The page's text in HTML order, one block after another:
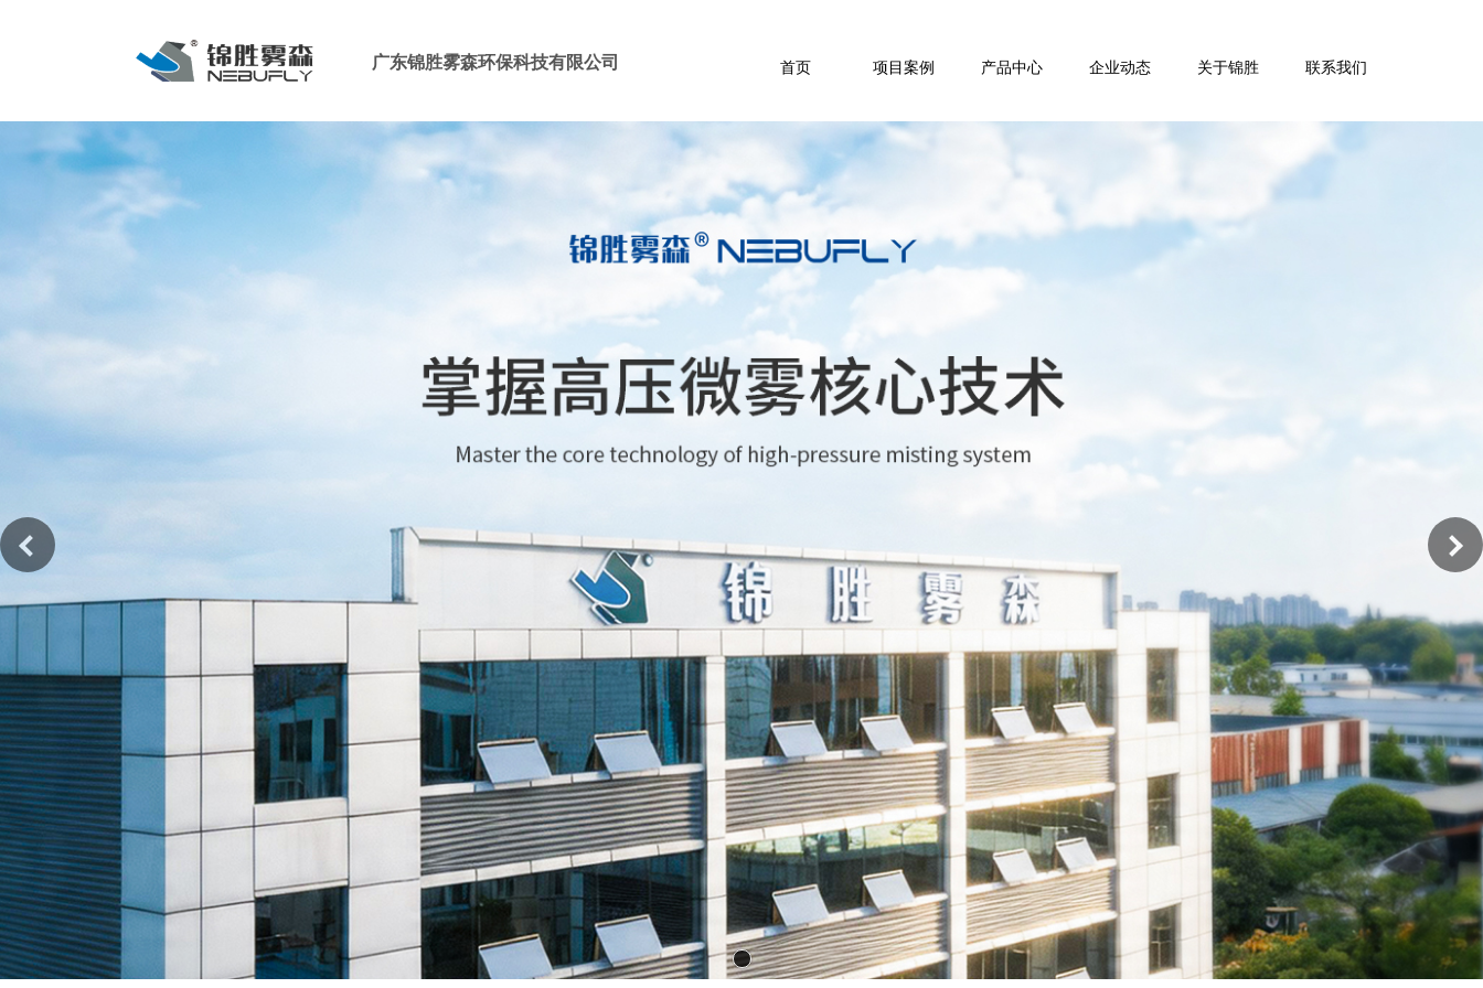
广东锦胜雾森环保科技有限公司 首页 项目案例 产品中心 企业动态 关于锦胜 联系我们